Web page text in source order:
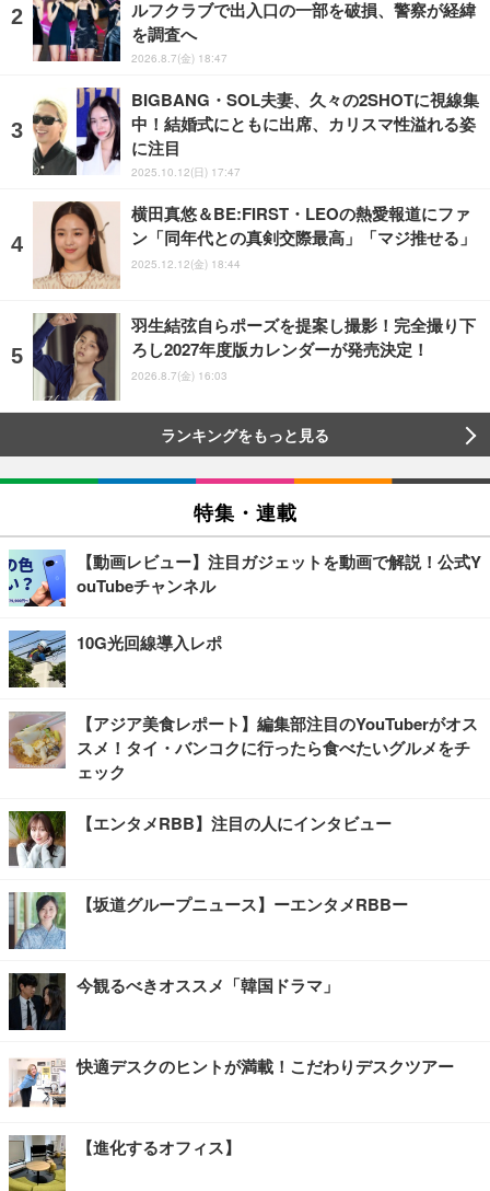
ルフクラブで出入口の一部を破損、警察が経緯
を調査へ
2026.8.7(金) 18:47
BIGBANG・SOL夫妻、久々の2SHOTに視線集
中！結婚式にともに出席、カリスマ性溢れる姿
に注目
2025.10.12(日) 17:47
横田真悠＆BE:FIRST・LEOの熱愛報道にファ
ン「同年代との真剣交際最高」「マジ推せる」
2025.12.12(金) 18:44
羽生結弦自らポーズを提案し撮影！完全撮り下
ろし2027年度版カレンダーが発売決定！
2026.8.7(金) 16:03
ランキングをもっと見る
特集・連載
【動画レビュー】注目ガジェットを動画で解説！公式Y
ouTubeチャンネル
10G光回線導入レポ
【アジア美食レポート】編集部注目のYouTuberがオス
スメ！タイ・バンコクに行ったら食べたいグルメをチ
ェック
【エンタメRBB】注目の人にインタビュー
【坂道グループニュース】ーエンタメRBBー
今観るべきオススメ「韓国ドラマ」
快適デスクのヒントが満載！こだわりデスクツアー
【進化するオフィス】